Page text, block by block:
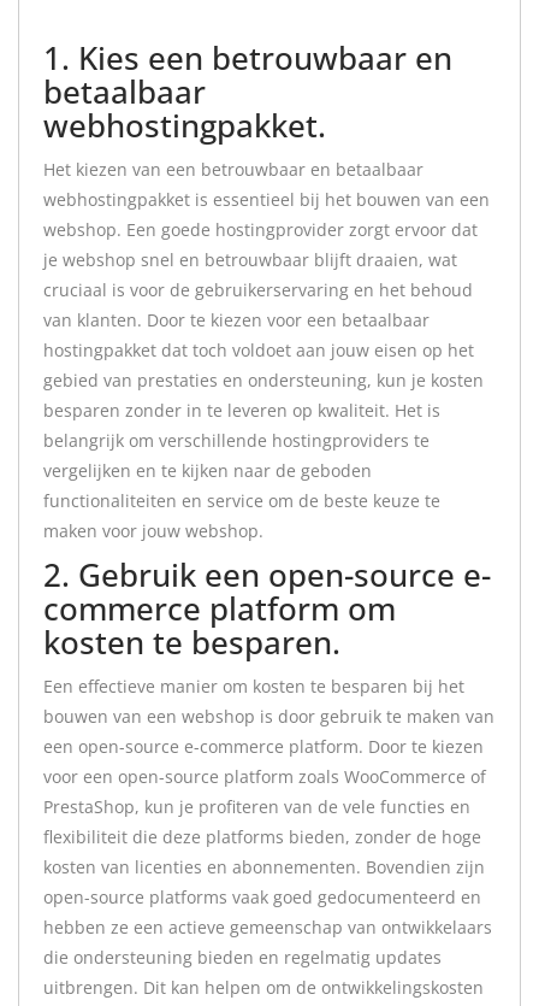
1. Kies een betrouwbaar en
betaalbaar
webhostingpakket.
Het kiezen van een betrouwbaar en betaalbaar
webhostingpakket is essentieel bij het bouwen van een
webshop. Een goede hostingprovider zorgt ervoor dat
je webshop snel en betrouwbaar blijft draaien, wat
cruciaal is voor de gebruikerservaring en het behoud
van klanten. Door te kiezen voor een betaalbaar
hostingpakket dat toch voldoet aan jouw eisen op het
gebied van prestaties en ondersteuning, kun je kosten
besparen zonder in te leveren op kwaliteit. Het is
belangrijk om verschillende hostingproviders te
vergelijken en te kijken naar de geboden
functionaliteiten en service om de beste keuze te
maken voor jouw webshop.
2. Gebruik een open-source e-
commerce platform om
kosten te besparen.
Een effectieve manier om kosten te besparen bij het
bouwen van een webshop is door gebruik te maken van
een open-source e-commerce platform. Door te kiezen
voor een open-source platform zoals WooCommerce of
PrestaShop, kun je profiteren van de vele functies en
flexibiliteit die deze platforms bieden, zonder de hoge
kosten van licenties en abonnementen. Bovendien zijn
open-source platforms vaak goed gedocumenteerd en
hebben ze een actieve gemeenschap van ontwikkelaars
die ondersteuning bieden en regelmatig updates
uitbrengen. Dit kan helpen om de ontwikkelingskosten